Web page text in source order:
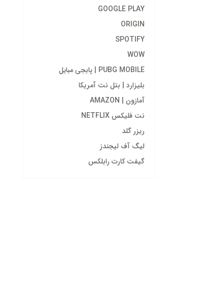
GOOGLE PLAY
ORIGIN
SPOTIFY
WOW
PUBG MOBILE | پابجی مبایل
بلیزارد | بتل نت آمریکا
آمازون | AMAZON
نت فلیکس NETFLIX
ریزر گلد
لیگ آف لیجندز
گیفت کارت رابلکس